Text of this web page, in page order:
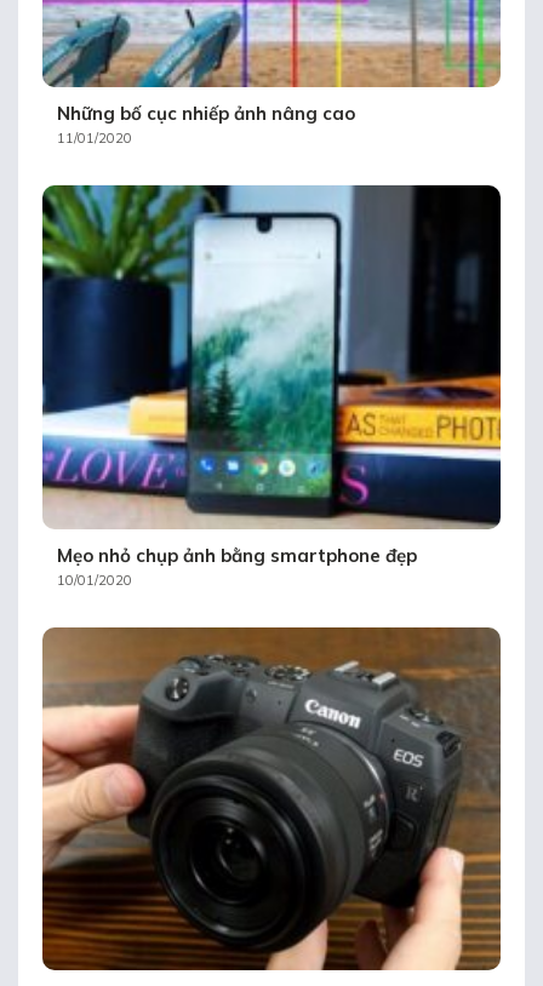
Những bố cục nhiếp ảnh nâng cao
11/01/2020
Mẹo nhỏ chụp ảnh bằng smartphone đẹp
10/01/2020